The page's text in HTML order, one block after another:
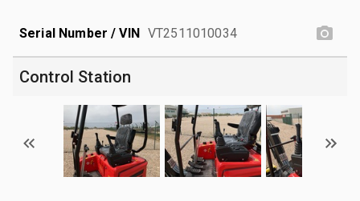
Serial Number / VIN VT2511010034
Control Station